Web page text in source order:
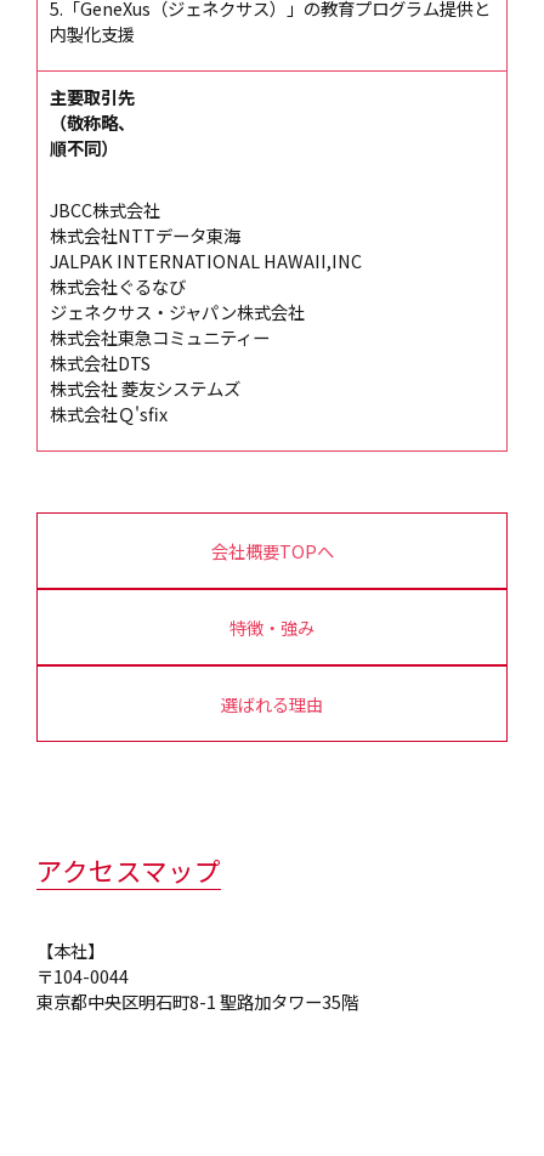
5.「GeneXus（ジェネクサス）」の教育プログラム提供と
内製化支援
主要取引先
（敬称略、
順不同）
JBCC株式会社
株式会社NTTデータ東海
JALPAK INTERNATIONAL HAWAII,INC
株式会社ぐるなび
ジェネクサス・ジャパン株式会社
株式会社東急コミュニティー
株式会社DTS
株式会社 菱友システムズ
株式会社Ｑ'sfix
会社概要TOPへ
特徴・強み
選ばれる理由
アクセスマップ
【本社】
〒104-0044
東京都中央区明石町8-1 聖路加タワー35階